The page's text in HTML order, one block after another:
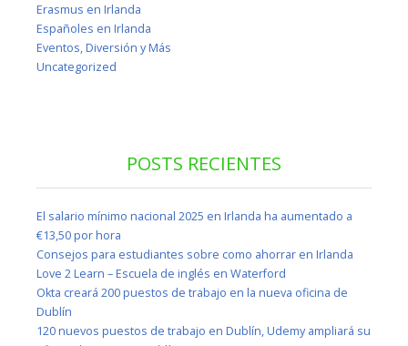
Erasmus en Irlanda
Españoles en Irlanda
Eventos, Diversión y Más
Uncategorized
POSTS RECIENTES
El salario mínimo nacional 2025 en Irlanda ha aumentado a
€13,50 por hora
Consejos para estudiantes sobre como ahorrar en Irlanda
Love 2 Learn – Escuela de inglés en Waterford
Okta creará 200 puestos de trabajo en la nueva oficina de
Dublín
120 nuevos puestos de trabajo en Dublín, Udemy ampliará su